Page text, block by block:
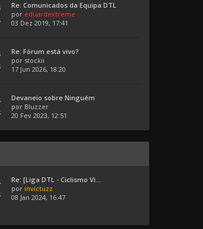
Re: Comunicados da Equipa DTL
por eduardextreme
03 Dez 2019, 17:41
Re: Fórum está vivo?
por stockii
17 Jun 2026, 18:20
Devaneio sobre Ninguém
por Bluzzer
20 Fev 2023, 12:51
Re: [Liga DTL - Ciclismo Vi...
por invictuzz
08 Jan 2024, 16:47